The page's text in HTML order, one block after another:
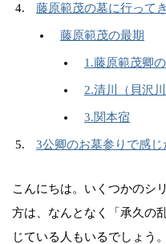
藤原範茂の墓に行って
藤原範茂の最期
1.藤原範茂卿
2.清川（貝沢川
3.関本宿
3公卿のお墓参りで感じ
こんにちは。いくつかのシ
方は、なんとなく「承久の
じている人もいるでしょう